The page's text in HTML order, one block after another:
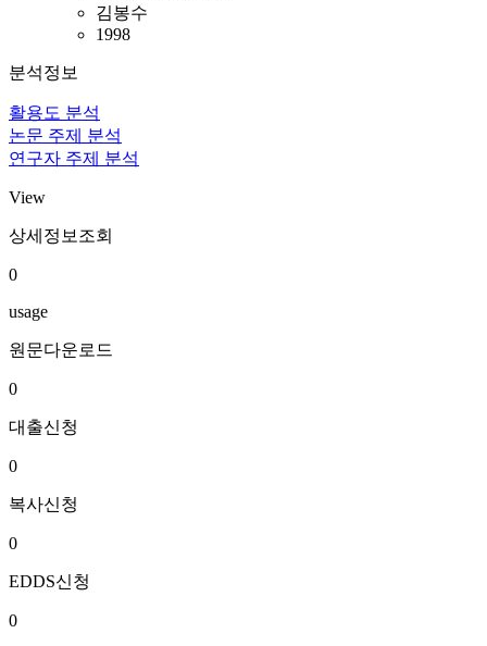
김봉수
1998
분석정보
활용도 분석
논문 주제 분석
연구자 주제 분석
View
상세정보조회
0
usage
원문다운로드
0
대출신청
0
복사신청
0
EDDS신청
0